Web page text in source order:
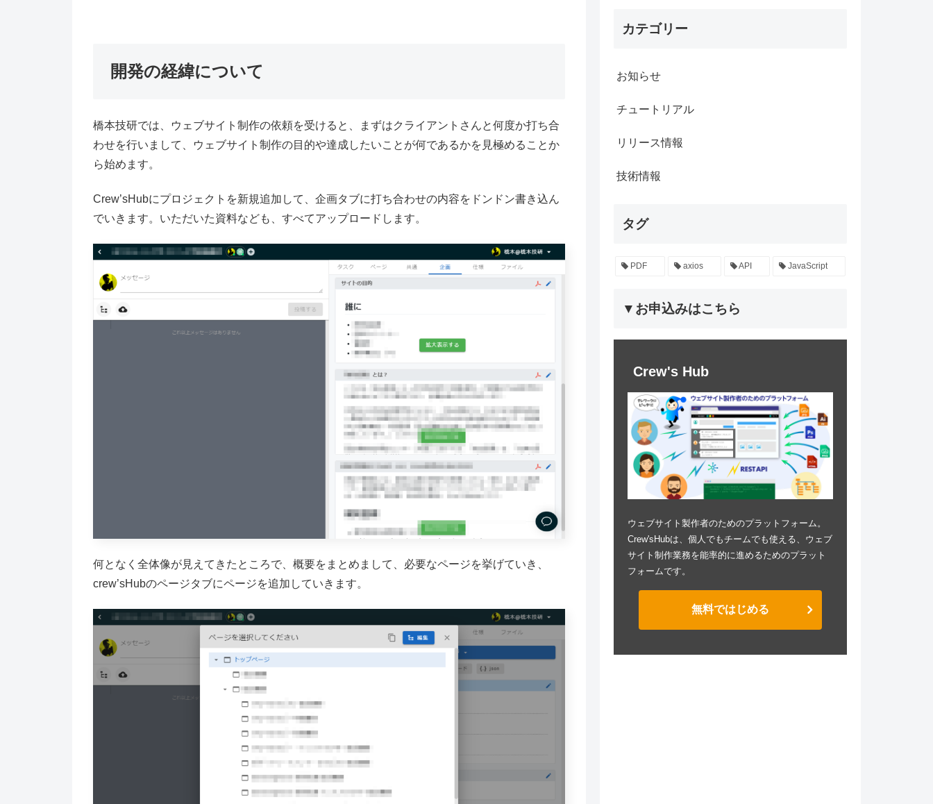
開発の経緯について
橋本技研では、ウェブサイト制作の依頼を受けると、まずはクライアントさんと何度か打ち合
わせを行いまして、ウェブサイト制作の目的や達成したいことが何であるかを見極めることか
ら始めます。
Crew’sHubにプロジェクトを新規追加して、企画タブに打ち合わせの内容をドンドン書き込ん
でいきます。いただいた資料なども、すべてアップロードします。
何となく全体像が見えてきたところで、概要をまとめまして、必要なページを挙げていき、
crew’sHubのページタブにページを追加していきます。
カテゴリー
お知らせ
チュートリアル
リリース情報
技術情報
タグ
PDF axios API JavaScript
▼お申込みはこちら
Crew's Hub
ウェブサイト製作者のためのプラットフォーム。
Crew'sHubは、個人でもチームでも使える、ウェブ
サイト制作業務を能率的に進めるためのプラット
フォームです。
無料ではじめる